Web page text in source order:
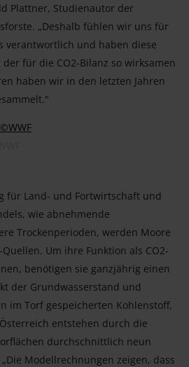
Plattner, Studienautor der
„Deshalb fühlen wir uns für
verantwortlich und haben diese
für die CO2-Bilanz so wirksamen
haben wir in den letzten Jahren
für Land- und Fortwirtschaft und
wie abnehmende
Trockenperioden, werden Moore
Um ihre Funktion als CO2-
benötigen sie ganzjährig einen
der Grundwasserstand und
im Torf gespeicherten Kohlenstoff,
entstehen durch die
durchschnittlich neun
Modellrechnungen zeigen, dass